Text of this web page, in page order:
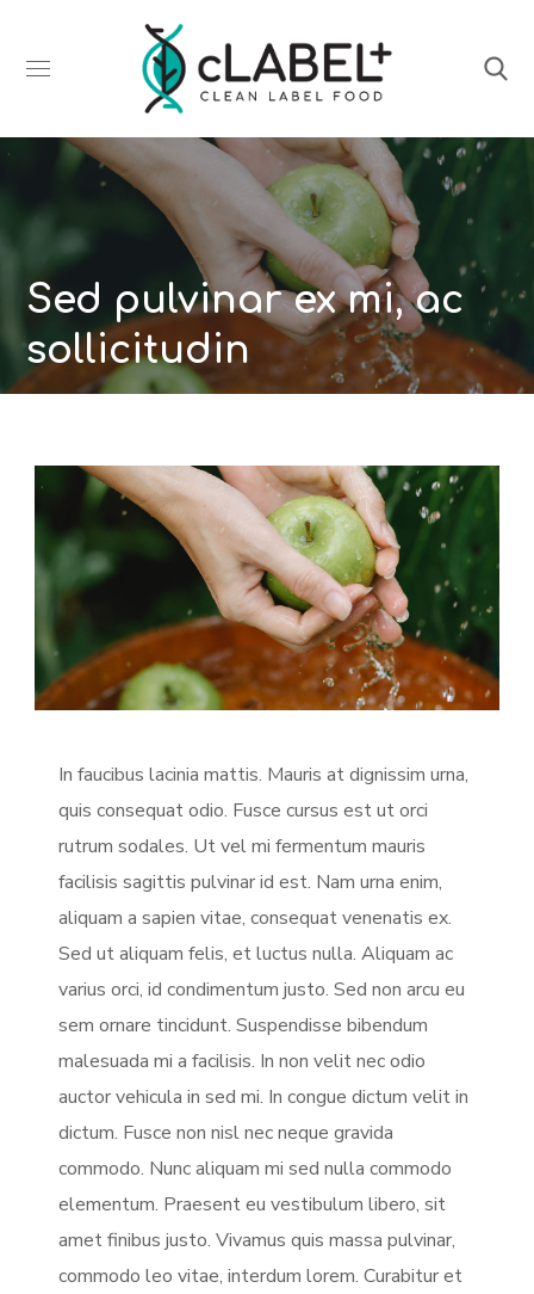
Sed pulvinar ex mi, ac
sollicitudin
In faucibus lacinia mattis. Mauris at dignissim urna,
quis consequat odio. Fusce cursus est ut orci
rutrum sodales. Ut vel mi fermentum mauris
facilisis sagittis pulvinar id est. Nam urna enim,
aliquam a sapien vitae, consequat venenatis ex.
Sed ut aliquam felis, et luctus nulla. Aliquam ac
varius orci, id condimentum justo. Sed non arcu eu
sem ornare tincidunt. Suspendisse bibendum
malesuada mi a facilisis. In non velit nec odio
auctor vehicula in sed mi. In congue dictum velit in
dictum. Fusce non nisl nec neque gravida
commodo. Nunc aliquam mi sed nulla commodo
elementum. Praesent eu vestibulum libero, sit
amet finibus justo. Vivamus quis massa pulvinar,
commodo leo vitae, interdum lorem. Curabitur et